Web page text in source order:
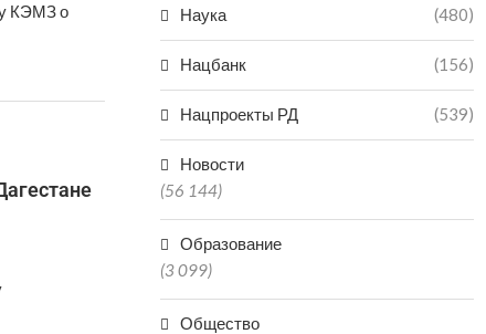
КЭМЗ о
Наука (480)
Нацбанк (156)
Нацпроекты РД (539)
Новости
(56 144)
Образование
(3 099)
Общество